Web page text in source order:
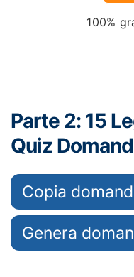
100%
Parte 2: 15
Quiz
Copia
Genera